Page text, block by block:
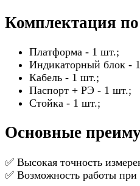
Комплектация
Платформа - 1 шт.;
Индикаторный блок -
Кабель - 1 шт.;
Паспорт + РЭ - 1 шт.;
Стойка - 1 шт.;
Основные
✅ Высокая точность
✅ Возможность работы при